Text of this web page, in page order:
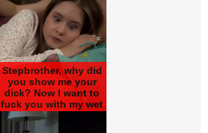
Stepbrother, why did
you show me your
dick? Now I want to
fuck you with my wet
pussy
RedhandsTube